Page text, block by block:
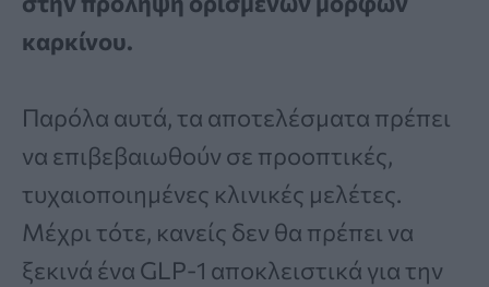
καρκίνου.
Παρόλα αυτά, τα αποτελέσματα πρέπει
να επιβεβαιωθούν σε προοπτικές,
τυχαιοποιημένες κλινικές μελέτες.
Μέχρι τότε, κανείς δεν θα πρέπει να
ξεκινά ένα GLP-1 αποκλειστικά για την